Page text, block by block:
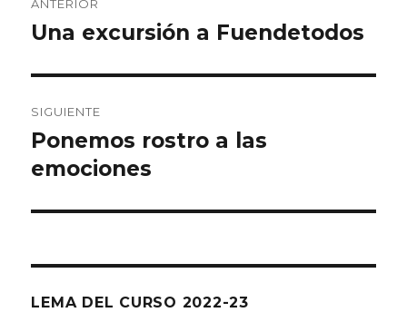
de
ANTERIOR
Entrada
Una excursión a Fuendetodos
SIGUIENTE
Entrada
siguiente:
Ponemos rostro a las
emociones
LEMA DEL CURSO 2022-23